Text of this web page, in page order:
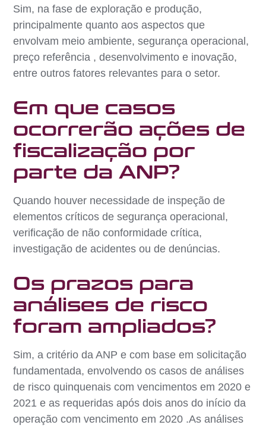
Sim, na fase de exploração e produção,
principalmente quanto aos aspectos que
envolvam meio ambiente, segurança operacional,
preço referência , desenvolvimento e inovação,
entre outros fatores relevantes para o setor.
Em que casos
ocorrerão ações de
fiscalização por
parte da ANP?
Quando houver necessidade de inspeção de
elementos críticos de segurança operacional,
verificação de não conformidade crítica,
investigação de acidentes ou de denúncias.
Os prazos para
análises de risco
foram ampliados?
Sim, a critério da ANP e com base em solicitação
fundamentada, envolvendo os casos de análises
de risco quinquenais com vencimentos em 2020 e
2021 e as requeridas após dois anos do início da
operação com vencimento em 2020 .As análises